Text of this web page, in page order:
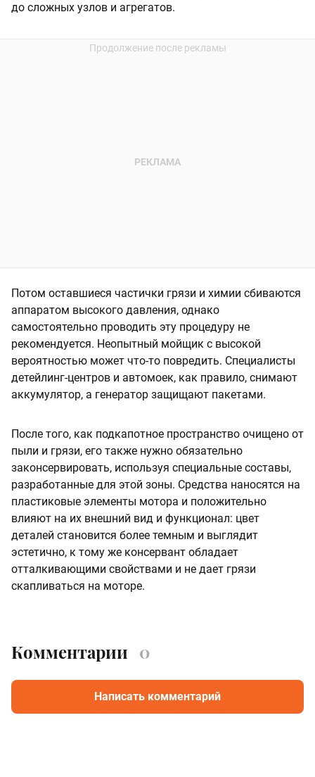
до сложных узлов и агрегатов.
Потом оставшиеся частички грязи и химии сбиваются
аппаратом высокого давления, однако
самостоятельно проводить эту процедуру не
рекомендуется. Неопытный мойщик с высокой
вероятностью может что-то повредить. Специалисты
детейлинг-центров и автомоек, как правило, снимают
аккумулятор, а генератор защищают пакетами.
После того, как подкапотное пространство очищено от
пыли и грязи, его также нужно обязательно
законсервировать, используя специальные составы,
разработанные для этой зоны. Средства наносятся на
пластиковые элементы мотора и положительно
влияют на их внешний вид и функционал: цвет
деталей становится более темным и выглядит
эстетично, к тому же консервант обладает
отталкивающими свойствами и не дает грязи
скапливаться на моторе.
Комментарии 0
Написать комментарий